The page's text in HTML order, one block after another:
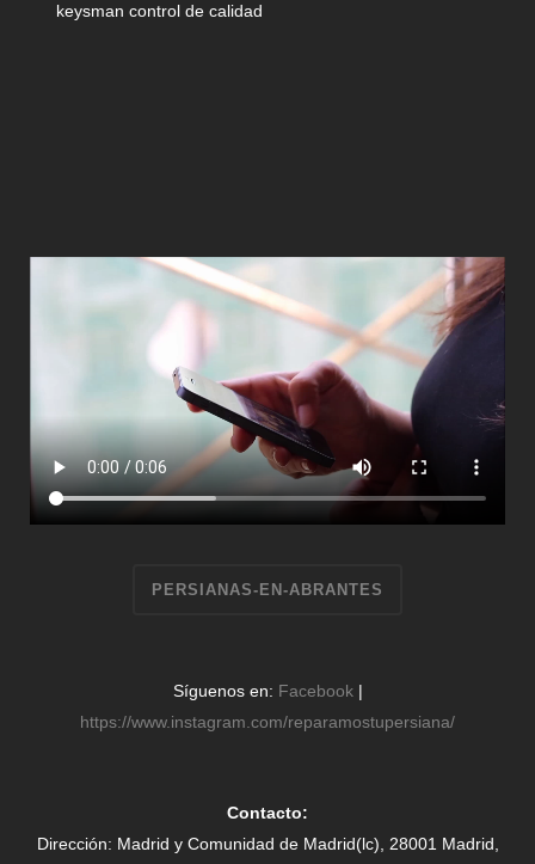
keysman control de calidad
PERSIANAS-EN-ABRANTES
Síguenos en: Facebook|
https://www.instagram.com/reparamostupersiana/
Contacto:
Dirección: Madrid y Comunidad de Madrid(lc), 28001 Madrid,